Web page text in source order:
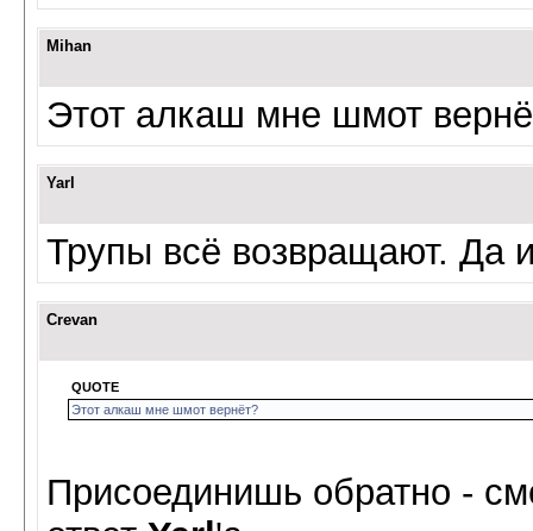
Mihan
Этот алкаш мне шмот
Yarl
Трупы всё возвращают. Да
Crevan
QUOTE
Этот алкаш мне шмот вернёт?
Присоединишь обратно -